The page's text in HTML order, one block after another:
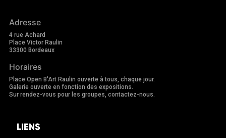
Adresse
4 rue Achard
Place Victor Raulin
33300 Bordeaux
Horaires
Place Open B'Art Raulin ouverte à tous, chaque jour.
Galerie ouverte en fonction des expositions.
Sur rendez-vous pour les groupes, contactez-nous.
LIENS